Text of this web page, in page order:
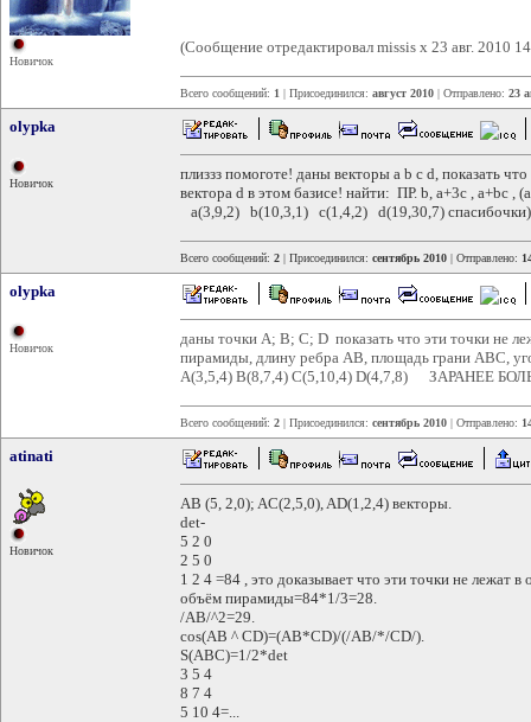
Новичок
(Сообщение отредактировал missis x 23 авг. 2010
Всего сообщений: 1 | Присоединился: август 2010 | Отправлено: 23
olypka
Новичок
плиззз помоготе! даны векторы a b c d, показать
вектора d в этом базисе! найти: ПР. b, a+3c , a+bc
a(3,9,2) b(10,3,1) c(1,4,2) d(19,30,7)
Всего сообщений: 2 | Присоединился: сентябрь 2010 | Отправлено:
olypka
Новичок
даны точки A; B; C; D показать что эти точки не
пирамиды, длину ребра AB, площадь грани ABC,
A(3,5,4) B(8,7,4) C(5,10,4) D(4,7,8)
Всего сообщений: 2 | Присоединился: сентябрь 2010 | Отправлено:
atinati
Новичок
AB (5, 2,0); AC(2,5,0), AD(1,2,4) векторы.
det-
5 2 0
2 5 0
1 2 4 =84 , это доказывает что эти точки не лежат в
объём пирамиды=84*1/3=28.
/AB/^2=29.
cos(AB ^ CD)=(AB*CD)/(/AB/*/CD/).
S(ABC)=1/2*det
3 5 4
8 7 4
5 10 4=...